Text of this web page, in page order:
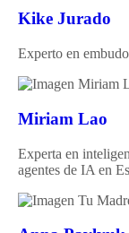
Kike Jurado
Experto en
Miriam Lao
Experta en
agentes de IA en